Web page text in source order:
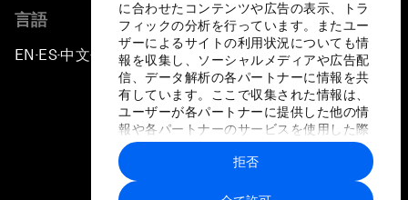
に合わせたコンテンツや広告の表示、トラ
フィックの分析を行っています。またユー
ザーによるサイトの利用状況についても情
報を収集し、ソーシャルメディアや広告配
信、データ解析の各パートナーに情報を共
有しています。ここで収集された情報は、
ユーザーが各パートナーに提供した他の情
報や各パートナーのサービスを使用した際
に収集された情報と組み合わされ、各パー
トナーによって使用されることがありま
す。
拒否
言語
EN ▪ ES▪中文▪ 日本語
プライバシーポリシーと利用規約